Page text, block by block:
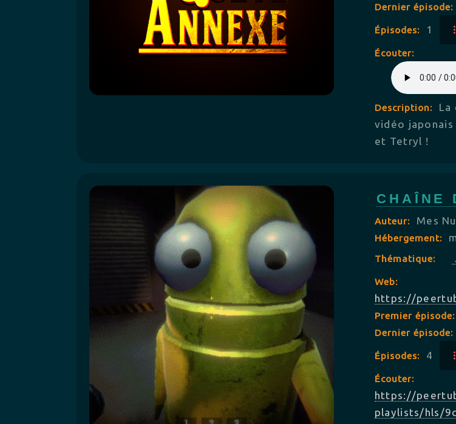
Dernier épisode:
Épisodes: 1
Écouter:
Description:
La
vidéo
et Tetryl !
CHAÎNE
Auteur: Mes
Hébergement:
Thématique:
Web:
https://
Premier épisode:
Dernier épisode:
Épisodes: 4
Écouter:
https://
playlists/hls/